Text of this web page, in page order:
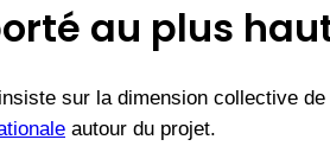
au plus
sur la dimension collective
autour du projet.